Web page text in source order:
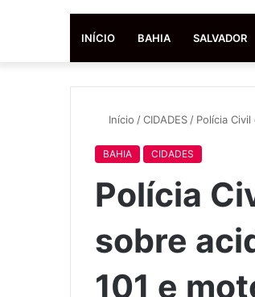
INÍCIO BAHIA SALVADOR
Início /CIDADES / Polícia
BAHIA CIDADES
Polícia
sobre
101 e